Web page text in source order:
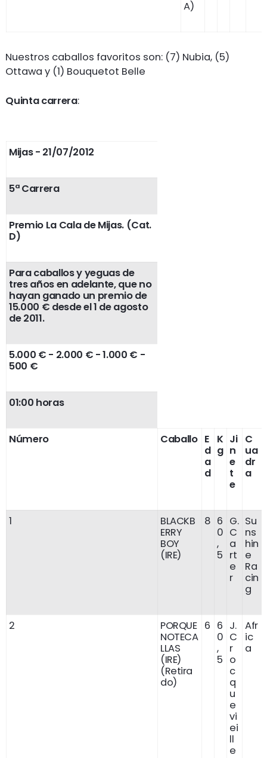
A)
Nuestros caballos favoritos son: (7) Nubia, (5)
Ottawa y (1) Bouquetot Belle
Quinta carrera:
Mijas - 21/07/2012
5ª Carrera
Premio La Cala de Mijas. (Cat.
D)
Para caballos y yeguas de
tres años en adelante, que no
hayan ganado un premio de
15.000 € desde el 1 de agosto
de 2011.
5.000 € - 2.000 € - 1.000 € -
500 €
01:00 horas
Número Caballo E
d
a
d
K
g
Ji
n
e
t
e
C
ua
dr
a
1
BLACKB
ERRY
BOY
(IRE)
8 6
0
,
5
G.
C
a
rt
e
r
Su
ns
hin
e
Ra
cin
g
2
PORQUE
NOTECA
LLAS
(IRE)
(Retira
do)
6 6
0
,
5
J.
C
r
o
c
q
u
e
vi
ei
ll
e
Afr
ic
a